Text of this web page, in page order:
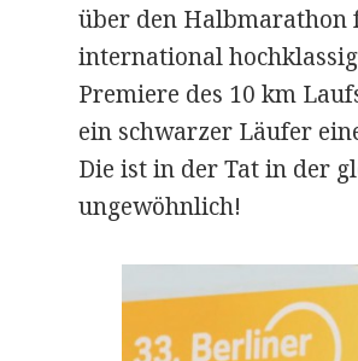
über den Halbmarathon
international
Premiere des 10 km
ein schwarzer Läufer
Die ist in der Tat in der
ungewöhnlich!